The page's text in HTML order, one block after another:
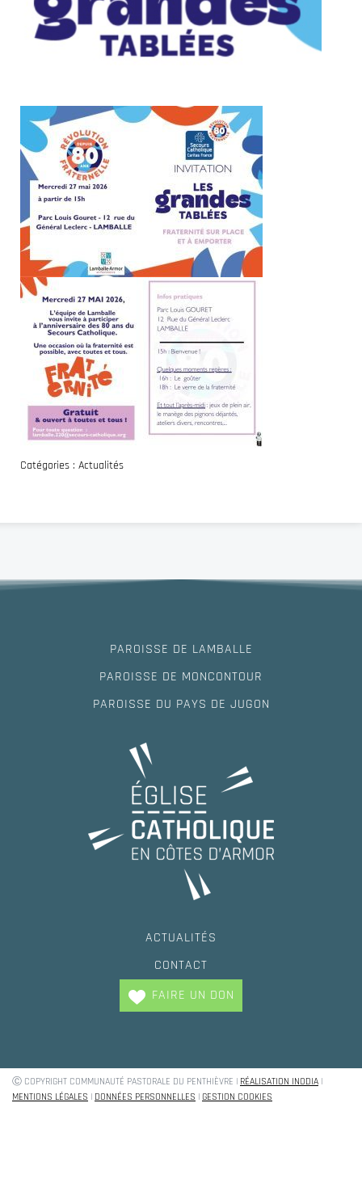
Catégories : Actualités
PAROISSE DE LAMBALLE
PAROISSE DE MONCONTOUR
PAROISSE DU PAYS DE JUGON
ACTUALITÉS
CONTACT
FAIRE UN DON
Ⓒ COPYRIGHT COMMUNAUTÉ PASTORALE DU PENTHIÈVRE | RÉALISATION INODIA |
MENTIONS LÉGALES | DONNÉES PERSONNELLES | GESTION COOKIES
Trouvez votre paroisse !